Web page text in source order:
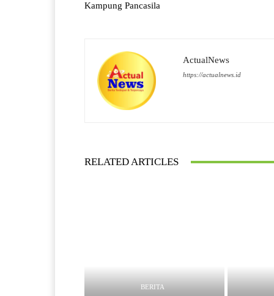
Kampung Pancasila
ActualNews
https://actualnews.id
RELATED ARTICLES
BERITA